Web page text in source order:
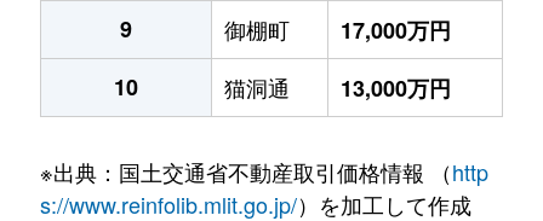
9
御棚町
17,000万円
10
猫洞通 13,000万円
※出典：国土交通省不動産取引価格情報 （http
s://www.reinfolib.mlit.go.jp/）を加工して作成